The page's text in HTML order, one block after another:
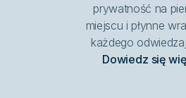
prywatność na
miejscu i płynne
każdego
Dowiedz się